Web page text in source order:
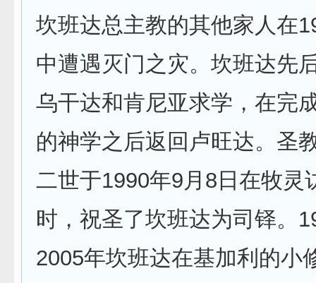
坎班达总主教的其他家人在
中遭遇灭门之灾。坎班达先
乌干达和肯尼亚求学，在完
的神学之后返回卢旺达。圣
二世于1990年9月8日在牧灵
时，祝圣了坎班达为司铎。
2005年坎班达在基加利的小